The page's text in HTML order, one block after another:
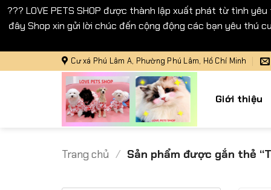
??? LOVE PETS SHOP được thành lập xuất phát từ tình
đây Shop xin gửi lời chúc đến cộng động các bạn yêu thú
qua
Cư xá Phú Lâm A, Phường Phú Lâm, Hồ Chí Minh
Giới thiệu
Trang chủ / Sản phẩm được gắn thẻ